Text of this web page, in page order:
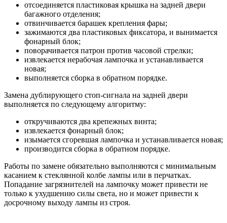
отсоединяется пластиковая крышка на задней двери
багажного отделения;
отвинчивается барашек крепления фары;
зажимаются два пластиковых фиксатора, и вынимается
фонарный блок;
поворачивается патрон против часовой стрелки;
извлекается нерабочая лампочка и устанавливается
новая;
выполняется сборка в обратном порядке.
Замена дублирующего стоп-сигнала на задней двери
выполняется по следующему алгоритму:
откручиваются два крепежных винта;
извлекается фонарный блок;
изымается сгоревшая лампочка и устанавливается новая;
производится сборка в обратном порядке.
Работы по замене обязательно выполняются с минимальным
касанием к стеклянной колбе лампы или в перчатках.
Попадание загрязнителей на лампочку может привести не
только к ухудшению силы света, но и может привести к
досрочному выходу лампы из строя.